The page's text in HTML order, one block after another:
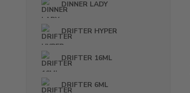
DINNER LADY
DRIFTER HYPER
DRIFTER 16ML
DRIFTER 6ML